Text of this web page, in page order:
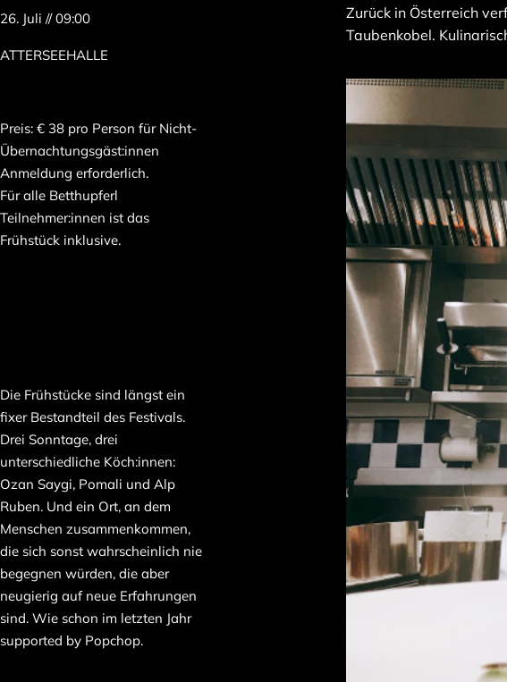
26. Juli // 09:00
ATTERSEEHALLE
Preis: € 38 pro Person für Nicht-
Übernachtungsgäst:innen
Anmeldung erforderlich.
Für alle Betthupferl
Teilnehmer:innen ist das
Frühstück inklusive.
Die Frühstücke sind längst ein
fixer Bestandteil des Festivals.
Drei Sonntage, drei
unterschiedliche Köch:innen:
Ozan Saygi, Pomali und Alp
Ruben. Und ein Ort, an dem
Menschen zusammenkommen,
die sich sonst wahrscheinlich nie
begegnen würden, die aber
neugierig auf neue Erfahrungen
sind. Wie schon im letzten Jahr
supported by Popchop.
Zurück in Österreich
Taubenkobel.